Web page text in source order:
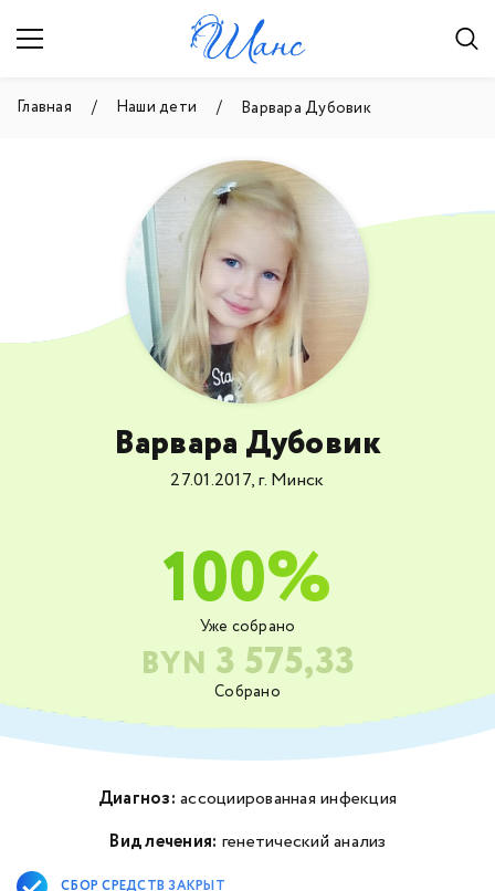
Главная Наши дети Варвара Дубовик
Собрано
BYN 3 575,33
Уже собрано
100%
Варвара Дубовик
27.01.2017, г. Минск
Диагноз: ассоциированная инфекция
Вид лечения: генетический анализ
СБОР СРЕДСТВ ЗАКРЫТ